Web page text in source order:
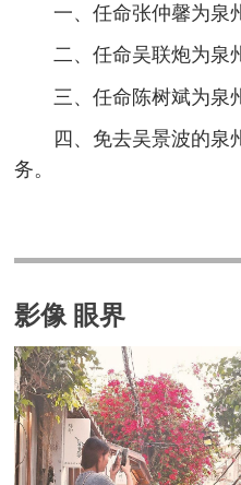
一、任命张仲馨为泉
二、任命吴联炮为泉
三、任命陈树斌为泉
四、免去吴景波的泉
务。
影像 眼界